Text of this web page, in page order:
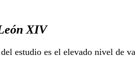
XIV
estudio es el elevado nivel de